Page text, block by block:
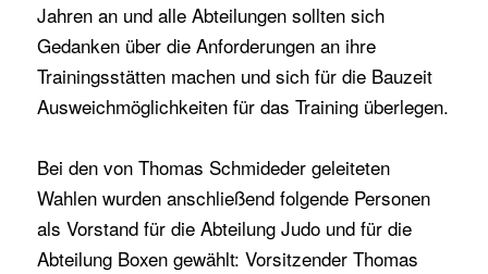
Jahren an und alle Abteilungen sollten sich
Gedanken über die Anforderungen an ihre
Trainingsstätten machen und sich für die Bauzeit
Ausweichmöglichkeiten für das Training überlegen.
Bei den von Thomas Schmideder geleiteten
Wahlen wurden anschließend folgende Personen
als Vorstand für die Abteilung Judo und für die
Abteilung Boxen gewählt: Vorsitzender Thomas